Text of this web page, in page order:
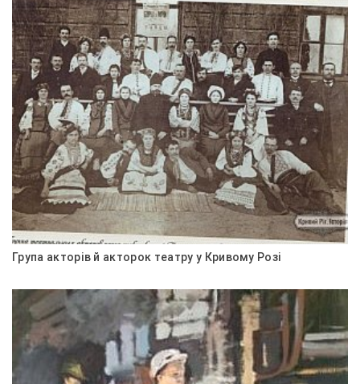
Група акторів й акторок театру у Кривому Розі